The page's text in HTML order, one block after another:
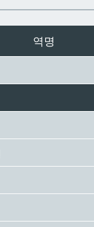
아사토
아사토
역명